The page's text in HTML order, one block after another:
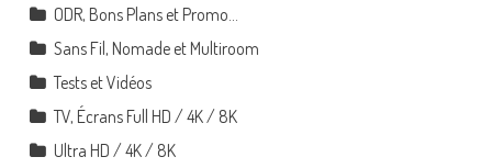
ODR, Bons Plans et Promo…
Sans Fil, Nomade et Multiroom
Tests et Vidéos
TV, Écrans Full HD / 4K / 8K
Ultra HD / 4K / 8K